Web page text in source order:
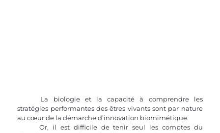
stratégies performantes des êtres vivants sont par nature
au cœur de la démarche d’innovation biomimétique.
	Or, il est difficile de tenir seul les comptes du